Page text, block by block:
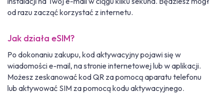
od razu zacząć korzystać z internetu.
Jak działa eSIM?
Po dokonaniu zakupu, kod aktywacyjny pojawi się w
wiadomości e-mail, na stronie internetowej lub w aplikacji.
Możesz zeskanować kod QR za pomocą aparatu telefonu
lub aktywować SIM za pomocą kodu aktywacyjnego.